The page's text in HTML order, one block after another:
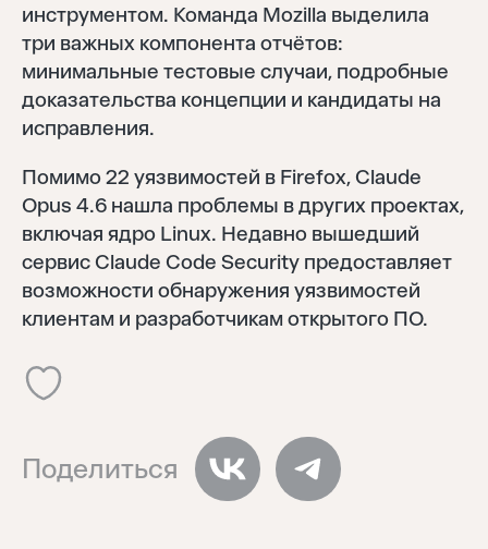
инструментом. Команда Mozilla выделила
три важных компонента отчётов:
минимальные тестовые случаи, подробные
доказательства концепции и кандидаты на
исправления.
Помимо 22 уязвимостей в Firefox, Claude
Opus 4.6 нашла проблемы в других проектах,
включая ядро Linux. Недавно вышедший
сервис Claude Code Security предоставляет
возможности обнаружения уязвимостей
клиентам и разработчикам открытого ПО.
Поделиться
Войти
Забыли пароль?
Восстановить
Отправить